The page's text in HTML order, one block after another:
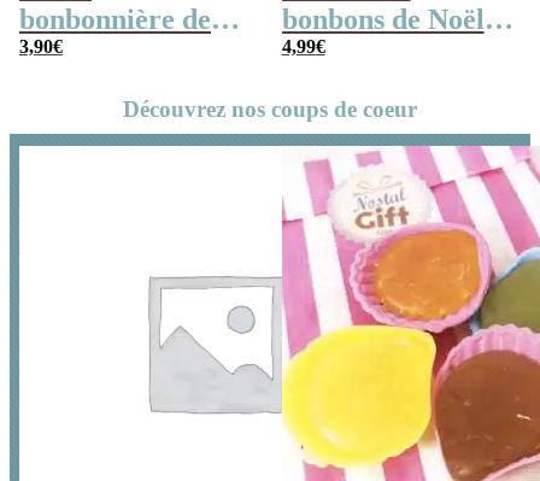
bonbonnière de
Noël – 20 Bonbons
3,90€
bonbons de Noël –
Grands sapins
4,99€
Découvrez nos coups de coeur